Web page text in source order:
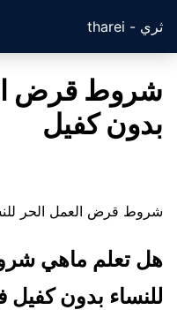
ثري - tharei
شروط قرض
بدون كفيل
شروط قرض العمل الحر
هل تعلم ماهي
للنساء بدون كفيل